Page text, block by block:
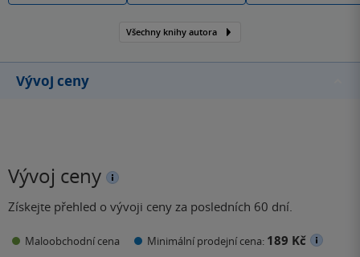
Všechny knihy autora
Vývoj ceny
Vývoj ceny
Získejte přehled o vývoji ceny za posledních 60 dní.
Maloobchodní cena Minimální prodejní cena: 189 Kč